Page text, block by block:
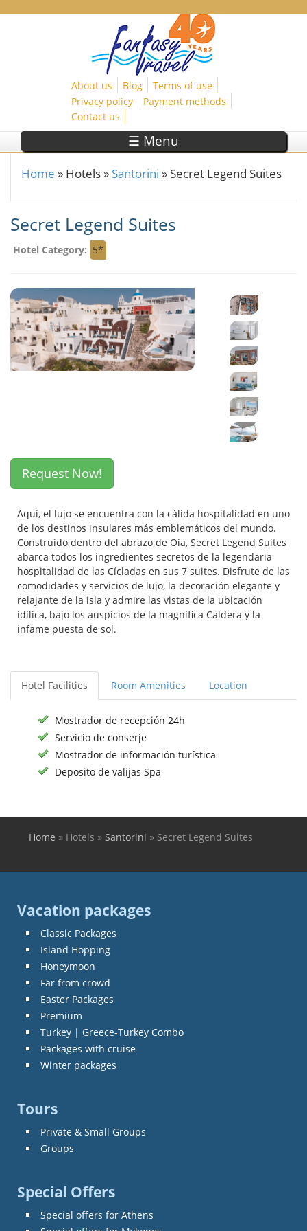
About us Blog
Terms of use
Privacy policy
Payment methods
Contact us
☰ Menu
You are here
Home » Hotels » Santorini » Secret Legend Suites
Secret Legend Suites
Hotel Category: 5*
Request Now!
Aquí, el lujo se encuentra con la cálida hospitalidad en uno
de los destinos insulares más emblemáticos del mundo.
Construido dentro del abrazo de Oia, Secret Legend Suites
abarca todos los ingredientes secretos de la legendaria
hospitalidad de las Cícladas en sus 7 suites. Disfrute de las
comodidades y servicios de lujo, la decoración elegante y
relajante de la isla y admire las vistas de la ubicación
idílica, bajo los auspicios de la magnífica Caldera y la
infame puesta de sol.
Hotel Facilities Room Amenities Location
Mostrador de recepción 24h
Servicio de conserje
Mostrador de información turística
Deposito de valijas Spa
You are here
Home » Hotels » Santorini » Secret Legend Suites
Vacation packages
Classic Packages
Island Hopping
Honeymoon
Far from crowd
Easter Packages
Premium
Turkey | Greece-Turkey Combo
Packages with cruise
Winter packages
Tours
Private & Small Groups
Groups
Special Offers
Special offers for Athens